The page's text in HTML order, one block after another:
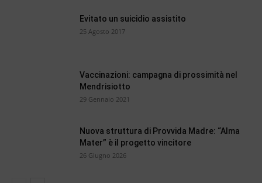
Evitato un suicidio assistito
25 Agosto 2017
Vaccinazioni: campagna di prossimità nel
Mendrisiotto
29 Gennaio 2021
Nuova struttura di Provvida Madre: “Alma
Mater” è il progetto vincitore
26 Giugno 2026